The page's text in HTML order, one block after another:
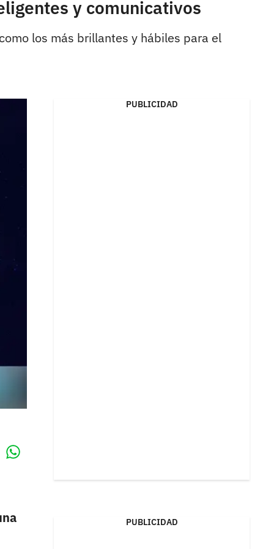
y comunicativos
los más brillantes y hábiles para el
PUBLICIDAD
PUBLICIDAD